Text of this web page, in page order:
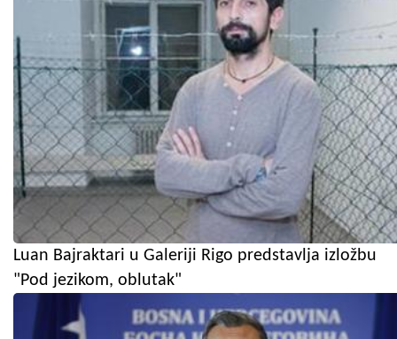
Luan Bajraktari u Galeriji Rigo predstavlja izložbu
"Pod jezikom, oblutak"